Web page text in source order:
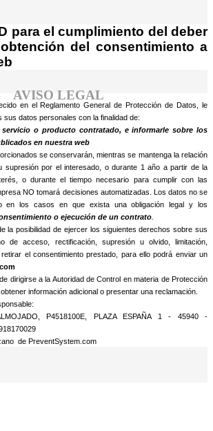
para el cumplimiento del deber
del consentimiento a
AVISO LEGAL
en el Reglamento General de Protección de Datos, le
sus datos personales con la finalidad de:
o producto contratado, e informarle sobre los
en nuestra web
se conservarán, mientras se mantenga la relación
supresión por el interesado, o durante 1 año a partir de la
o durante el tiempo necesario para cumplir con las
NO tomará decisiones automatizadas. Los datos no se
en los casos en que exista una obligación legal y los
o ejecución de un contrato .
la posibilidad de ejercer los siguientes derechos sobre sus
de acceso, rectificación, supresión u olvido, limitación,
el consentimiento prestado, para ello podrá enviar un
dirigirse a la Autoridad de Control en materia de Protección
información adicional o presentar una reclamación.
P4518100E, PLAZA ESPAÑA 1 - 45940 -